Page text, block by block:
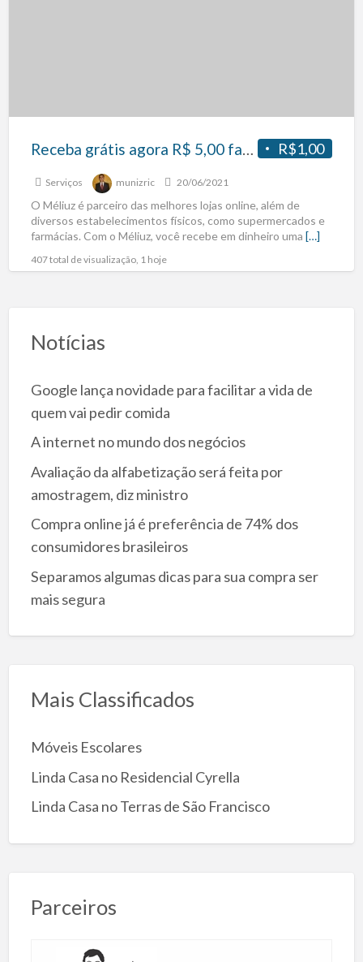
R$1,00
Receba grátis agora R$ 5,00 fazendo o cadastro! Ganhe cartão de crédito que te dá Cashback
Serviços munizric 20/06/2021
O Méliuz é parceiro das melhores lojas online, além de
diversos estabelecimentos físicos, como supermercados e
farmácias. Com o Méliuz, você recebe em dinheiro uma […]
407 total de visualização, 1 hoje
Notícias
Google lança novidade para facilitar a vida de
quem vai pedir comida
A internet no mundo dos negócios
Avaliação da alfabetização será feita por
amostragem, diz ministro
Compra online já é preferência de 74% dos
consumidores brasileiros
Separamos algumas dicas para sua compra ser
mais segura
Mais Classificados
Móveis Escolares
Linda Casa no Residencial Cyrella
Linda Casa no Terras de São Francisco
Parceiros